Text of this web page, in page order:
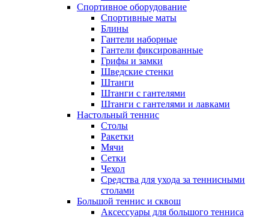
Спортивное оборудование
Спортивные маты
Блины
Гантели наборные
Гантели фиксированные
Грифы и замки
Шведские стенки
Штанги
Штанги с гантелями
Штанги с гантелями и лавками
Настольный теннис
Столы
Ракетки
Мячи
Сетки
Чехол
Средства для ухода за теннисными
столами
Большой теннис и сквош
Аксессуары для большого тенниса